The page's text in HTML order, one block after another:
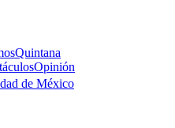
Quintana
Opinión
de México